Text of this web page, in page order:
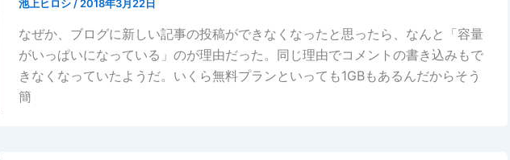
池上ヒロシ/2018年3月22日
なぜか、ブログに新しい記事の投稿ができなくなったと思ったら、なんと「容量
がいっぱいになっている」のが理由だった。同じ理由でコメントの書き込みもで
きなくなっていたようだ。いくら無料プランといっても1GBもあるんだからそう
簡